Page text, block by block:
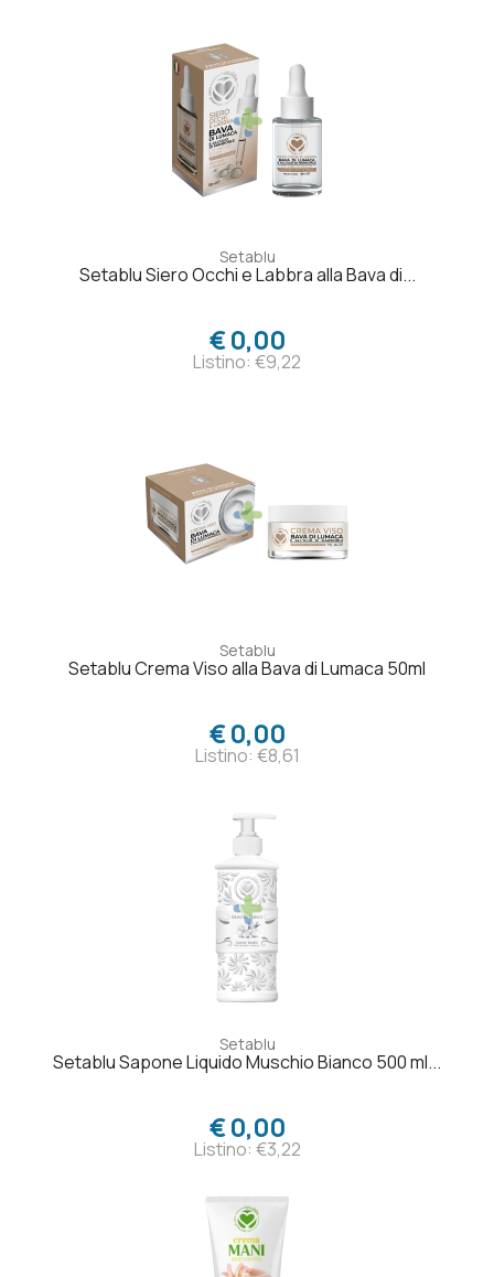
Setablu
Setablu Siero Occhi e Labbra alla Bava di...
€ 0,00
Listino: €9,22
Setablu
Setablu Crema Viso alla Bava di Lumaca 50ml
€ 0,00
Listino: €8,61
Setablu
Setablu Sapone Liquido Muschio Bianco 500 ml...
€ 0,00
Listino: €3,22